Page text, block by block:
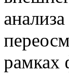
рамках